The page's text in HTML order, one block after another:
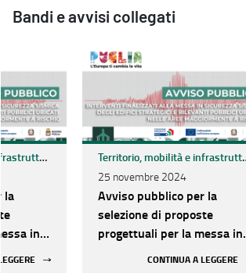
Bandi e avvisi collegati
Territorio, mobilità e infrastrutture
la
in
Territorio,
25 novembre 2024
Avviso pubblico per la
selezione di proposte
progettuali per la messa in
CONTINUA A LEGGERE